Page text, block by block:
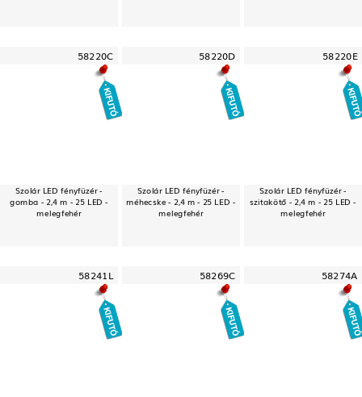
58220C
Szolár LED fényfüzér -
gomba - 2,4 m - 25 LED -
melegfehér
58220D
Szolár LED fényfüzér -
méhecske - 2,4 m - 25 LED -
melegfehér
58220E
Szolár LED fényfüzér -
szitakötő - 2,4 m - 25 LED -
melegfehér
58241L 58269C 58274A